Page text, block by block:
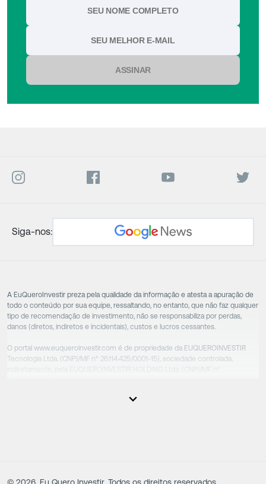
ASSINAR
Siga-nos:
A EuQueroInvestir preza pela qualidade da informação e atesta a apuração de
todo o conteúdo por sua equipe, ressaltando, no entanto, que não faz qualquer
tipo de recomendação de investimento, não se responsabiliza por perdas,
danos (diretos, indiretos e incidentais), custos e lucros cessantes.
O portal www.euqueroinvestir.com é de propriedade da EUQUEROINVESTIR
Tecnologia Ltda. (CNPJ/MF nº 26.114.425/0001-15), sociedade controlada,
responsáveis tecnicamente são totalmente independentes, sendo que estes